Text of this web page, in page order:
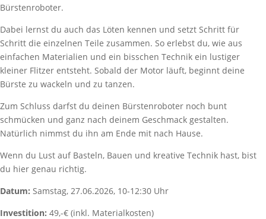
Bürstenroboter.
Dabei lernst du auch das Löten kennen und setzt Schritt für
Schritt die einzelnen Teile zusammen. So erlebst du, wie aus
einfachen Materialien und ein bisschen Technik ein lustiger
kleiner Flitzer entsteht. Sobald der Motor läuft, beginnt deine
Bürste zu wackeln und zu tanzen.
Zum Schluss darfst du deinen Bürstenroboter noch bunt
schmücken und ganz nach deinem Geschmack gestalten.
Natürlich nimmst du ihn am Ende mit nach Hause.
Wenn du Lust auf Basteln, Bauen und kreative Technik hast, bist
du hier genau richtig.
Datum: Samstag, 27.06.2026, 10-12:30 Uhr
Investition: 49,-€ (inkl. Materialkosten)